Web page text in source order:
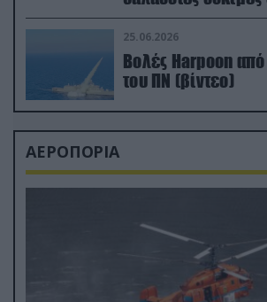
απαιτητικό
25.06.2026
Βολές Harpoon από
του ΠΝ (βίντεο)
ΑΕΡΟΠΟΡΙΑ